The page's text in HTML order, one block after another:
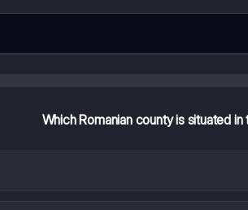
Which Romanian county is situated